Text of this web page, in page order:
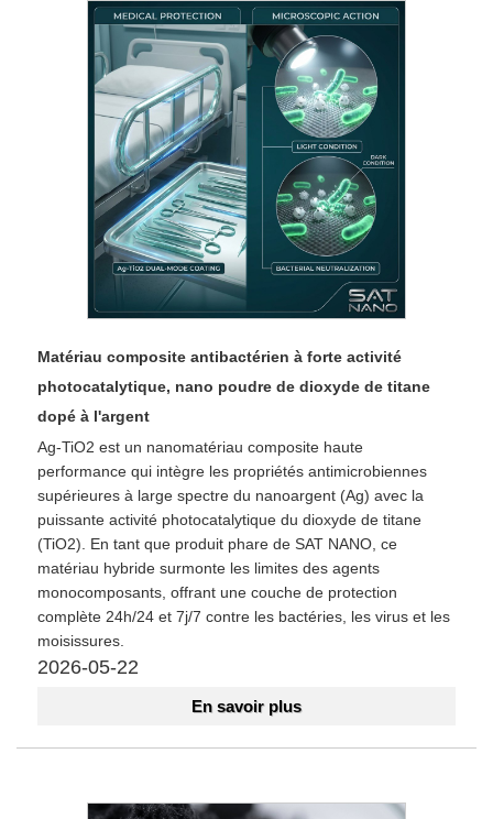
Matériau composite antibactérien à forte activité
photocatalytique, nano poudre de dioxyde de titane
dopé à l'argent
Ag-TiO2 est un nanomatériau composite haute
performance qui intègre les propriétés antimicrobiennes
supérieures à large spectre du nanoargent (Ag) avec la
puissante activité photocatalytique du dioxyde de titane
(TiO2). En tant que produit phare de SAT NANO, ce
matériau hybride surmonte les limites des agents
monocomposants, offrant une couche de protection
complète 24h/24 et 7j/7 contre les bactéries, les virus et les
moisissures.
2026-05-22
En savoir plus